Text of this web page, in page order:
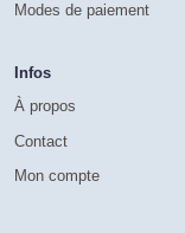
Modes de paiement
Infos
À propos
Contact
Mon compte